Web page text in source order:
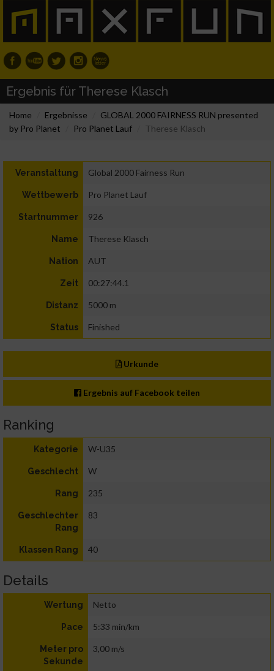
Ergebnis für Therese Klasch
Home Ergebnisse
GLOBAL 2000 FAIRNESS RUN presented
by Pro Planet
Pro Planet Lauf Therese Klasch
Veranstaltung Global 2000 Fairness Run
Wettbewerb Pro Planet Lauf
Startnummer 926
Name Therese Klasch
Nation AUT
Zeit 00:27:44.1
Distanz 5000 m
Status Finished
Urkunde
Ergebnis auf Facebook teilen
Ranking
Kategorie W-U35
Geschlecht W
Rang 235
Geschlechter
Rang
83
Klassen Rang 40
Details
Wertung Netto
Pace 5:33 min/km
Meter pro
Sekunde
3,00 m/s